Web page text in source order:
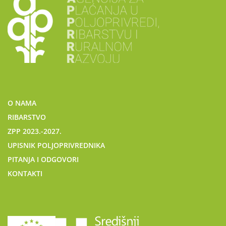
O NAMA
RIBARSTVO
ZPP 2023.-2027.
UPISNIK POLJOPRIVREDNIKA
PITANJA I ODGOVORI
KONTAKTI